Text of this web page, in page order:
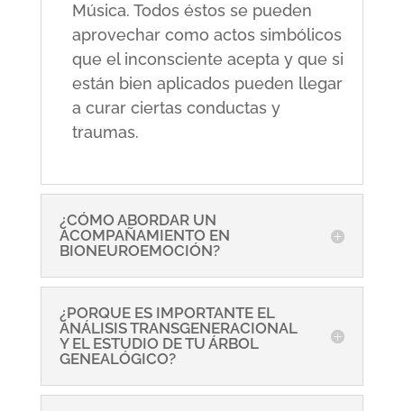
Música. Todos éstos se pueden
aprovechar como actos simbólicos
que el inconsciente acepta y que si
están bien aplicados pueden llegar
a curar ciertas conductas y
traumas.
¿CÓMO ABORDAR UN
ACOMPAÑAMIENTO EN
BIONEUROEMOCIÓN?
¿PORQUE ES IMPORTANTE EL
ANÁLISIS TRANSGENERACIONAL
Y EL ESTUDIO DE TU ÁRBOL
GENEALÓGICO?